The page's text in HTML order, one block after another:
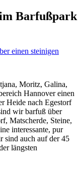
Barfußpark
Moritz, Galina,
Hannover einen
Heide nach Egestorf
wir barfuß über
Matscherde, Steine,
interessante, pur
sind auch auf der 45
längsten